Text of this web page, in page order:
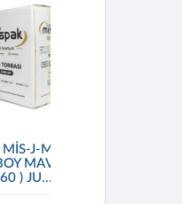
MİS-J-M-60
MAVİ
) JU...